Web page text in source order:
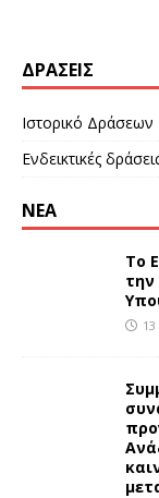
ΔΡΆΣΕΙΣ
Ιστορικό Δράσεων
Ενδεικτικές
ΝΕΑ
Το
την